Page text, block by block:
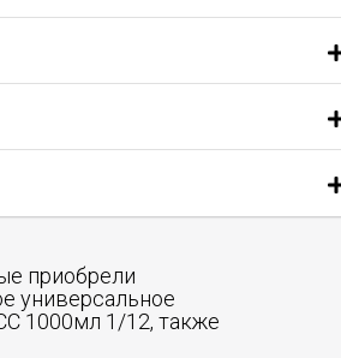
приобрели
универсальное
1000мл 1/12, также